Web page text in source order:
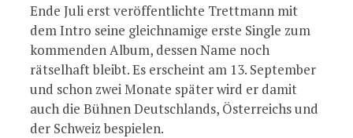
Ende Juli erst veröffentlichte Trettmann mit
dem Intro seine gleichnamige erste Single zum
kommenden Album, dessen Name noch
rätselhaft bleibt. Es erscheint am 13. September
und schon zwei Monate später wird er damit
auch die Bühnen Deutschlands, Österreichs und
der Schweiz bespielen.